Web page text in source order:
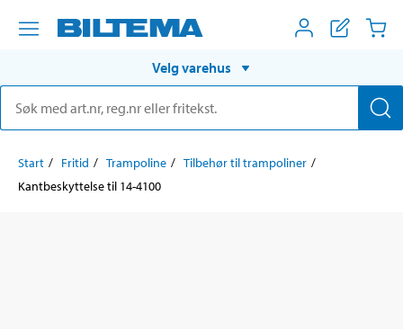
Velg varehus
Start Fritid Trampoline
Tilbehør til trampoliner
Kantbeskyttelse til 14-4100